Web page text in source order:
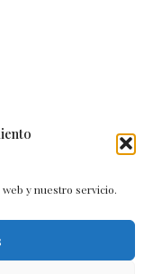
y nuestro servicio.